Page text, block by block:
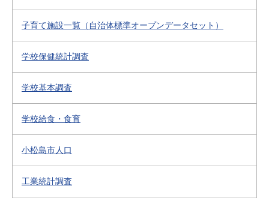
子育て施設一覧（自治体標準オープンデータセット）
学校保健統計調査
学校基本調査
学校給食・食育
小松島市人口
工業統計調査